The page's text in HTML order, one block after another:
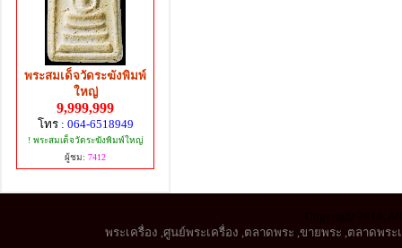
พระสมเด็จวัดระฆังพิมพ์
ใหญ่
9,999,999
โทร : 064-6518949
! พระสมเด็จวัดระฆังพิมพ์ใหญ่
ผู้ชม: 7412
พระเครื่อง ,ศูนย์พระเครื่อง ,ตลาดพระ ,ขายพระ ,ตลาดพระ